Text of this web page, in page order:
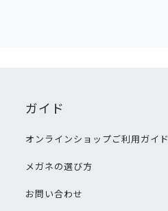
ガイド
オンラインショップご利用ガイド
メガネの選び方
お問い合わせ